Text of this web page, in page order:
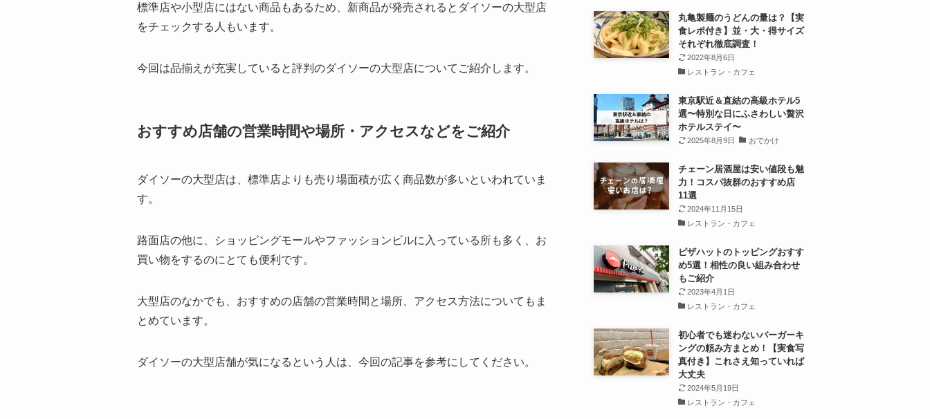
標準店や小型店にはない商品もあるため、新商品が発売されるとダイソーの大型店
をチェックする人もいます。
今回は品揃えが充実していると評判のダイソーの大型店についてご紹介します。
おすすめ店舗の営業時間や場所・アクセスなどをご紹介
ダイソーの大型店は、標準店よりも売り場面積が広く商品数が多いといわれていま
す。
路面店の他に、ショッピングモールやファッションビルに入っている所も多く、お
買い物をするのにとても便利です。
大型店のなかでも、おすすめの店舗の営業時間と場所、アクセス方法についてもま
とめています。
ダイソーの大型店舗が気になるという人は、今回の記事を参考にしてください。
丸亀製麺のうどんの量は？【実
食レポ付き】並・大・得サイズ
それぞれ徹底調査！
2022年8月6日
レストラン・カフェ
東京駅近＆直結の高級ホテル5
選〜特別な日にふさわしい贅沢
ホテルステイ〜
2025年8月9日 おでかけ
チェーン居酒屋は安い値段も魅
力！コスパ抜群のおすすめ店
11選
2024年11月15日
レストラン・カフェ
ピザハットのトッピングおすす
め5選！相性の良い組み合わせ
もご紹介
2023年4月1日
レストラン・カフェ
初心者でも迷わないバーガーキ
ングの頼み方まとめ！【実食写
真付き】これさえ知っていれば
大丈夫
2024年5月19日
レストラン・カフェ